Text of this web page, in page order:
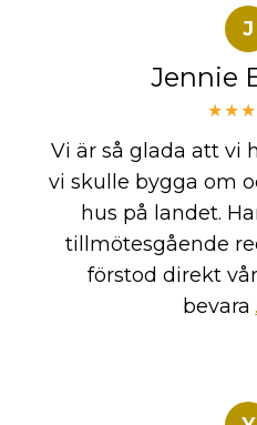
J
Jennie
Vi är så glada att vi
vi skulle bygga om
hus på landet.
tillmötesgående
förstod direkt
bevara